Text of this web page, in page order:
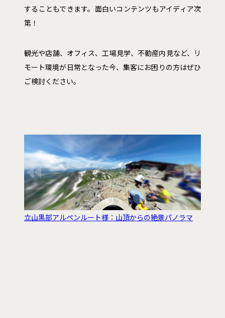
することもできます。面白いコンテンツもアイディア次
第！
観光や店舗、オフィス、工場見学、不動産内見など、リ
モート環境が日常となった今、集客にお困りの方はぜひ
ご検討ください。
立山黒部アルペンルート様：山頂からの絶景パノラマ